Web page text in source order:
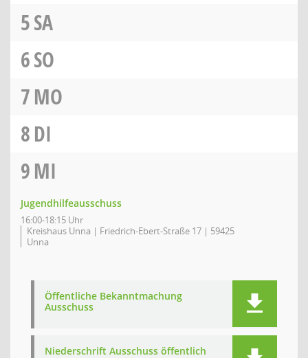
5SA
6SO
7MO
8DI
9MI
Jugendhilfeausschuss
16:00-18:15 Uhr
Kreishaus Unna | Friedrich-Ebert-Straße 17 | 59425
Unna
Öffentliche Bekanntmachung
Ausschuss
Niederschrift Ausschuss öffentlich